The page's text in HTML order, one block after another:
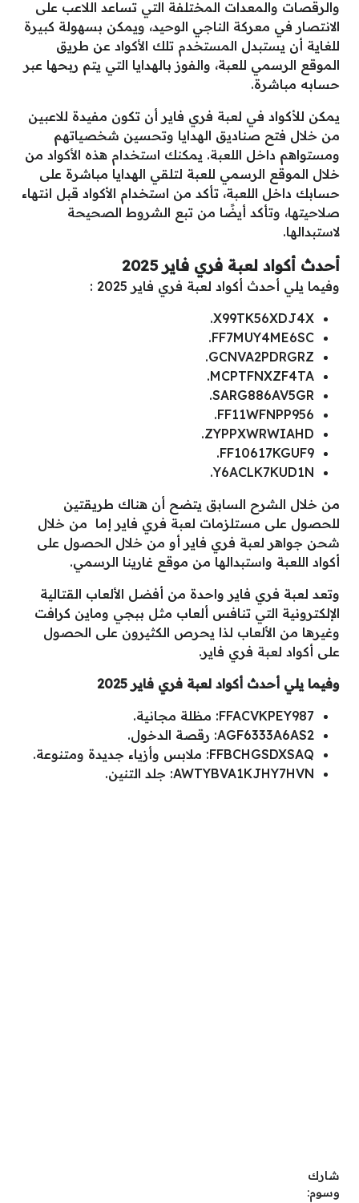
والرقصات والمعدات المختلفة التي تساعد اللاعب على
الانتصار في معركة الناجي الوحيد، ويمكن بسهولة كبيرة
للغاية أن يستبدل المستخدم تلك الأكواد عن طريق
الموقع الرسمي للعبة، والفوز بالهدايا التي يتم ربحها عبر
حسابه مباشرة.
يمكن للأكواد في لعبة فري فاير أن تكون مفيدة للاعبين
من خلال فتح صناديق الهدايا وتحسين شخصياتهم
ومستواهم داخل اللعبة. يمكنك استخدام هذه الأكواد من
خلال الموقع الرسمي للعبة لتلقي الهدايا مباشرة على
حسابك داخل اللعبة، تأكد من استخدام الأكواد قبل انتهاء
صلاحيتها، وتأكد أيضًا من تبع الشروط الصحيحة
لاستبدالها.
أحدث أكواد لعبة فري فاير 2025
وفيما يلي أحدث أكواد لعبة فري فاير 2025 :
X99TK56XDJ4X.
FF7MUY4ME6SC.
GCNVA2PDRGRZ.
MCPTFNXZF4TA.
SARG886AV5GR.
FF11WFNPP956.
ZYPPXWRWIAHD.
FF10617KGUF9.
Y6ACLK7KUD1N.
من خلال الشرح السابق يتضح أن هناك طريقتين
للحصول على مستلزمات لعبة فري فاير إما من خلال
شحن جواهر لعبة فري فاير أو من خلال الحصول على
أكواد اللعبة واستبدالها من موقع غارينا الرسمي.
وتعد لعبة فري فاير واحدة من أفضل الألعاب القتالية
الإلكترونية التي تنافس ألعاب مثل ببجي وماين كرافت
وغيرها من الألعاب لذا يحرص الكثيرون على الحصول
على أكواد لعبة فري فاير.
وفيما يلي أحدث أكواد لعبة فري فاير 2025
FFACVKPEY987: مظلة مجانية.
AGF6333A6AS2: رقصة الدخول.
FFBCHGSDXSAQ: ملابس وأزياء جديدة ومتنوعة.
AWTYBVA1KJHY7HVN: جلد التنين.
شارك
وسوم: